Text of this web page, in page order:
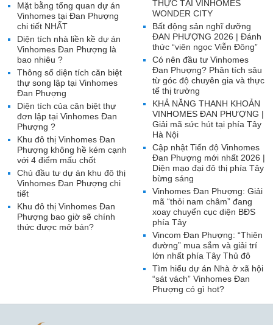
THỰC TẠI VINHOMES
WONDER CITY
Bất động sản nghĩ dưỡng
ĐAN PHƯỢNG 2026 | Đánh
thức “viên ngọc Viễn Đông”
Có nên đầu tư Vinhomes
Đan Phượng? Phân tích sâu
từ góc độ chuyên gia và thực
tế thị trường
KHẢ NĂNG THANH KHOẢN
VINHOMES ĐAN PHƯỢNG |
Giải mã sức hút tại phía Tây
Hà Nội
Cập nhật Tiến độ Vinhomes
Đan Phượng mới nhất 2026 |
Diện mạo đại đô thị phía Tây
bừng sáng
Vinhomes Đan Phượng: Giải
mã “thỏi nam châm” đang
xoay chuyển cục diện BĐS
phía Tây
Vincom Đan Phượng: “Thiên
đường” mua sắm và giải trí
lớn nhất phía Tây Thủ đô
Tìm hiểu dự án Nhà ở xã hội
“sát vách” Vinhomes Đan
Phượng có gì hot?
Mặt bằng tổng quan dự án
Vinhomes tại Đan Phượng
chi tiết NHẤT
Diện tích nhà liền kề dự án
Vinhomes Đan Phượng là
bao nhiêu ?
Thông số diện tích căn biệt
thự song lập tại Vinhomes
Đan Phượng
Diện tích của căn biệt thự
đơn lập tại Vinhomes Đan
Phượng ?
Khu đô thị Vinhomes Đan
Phượng không hề kém cạnh
với 4 điểm mấu chốt
Chủ đầu tư dự án khu đô thị
Vinhomes Đan Phượng chi
tiết
Khu đô thị Vinhomes Đan
Phượng bao giờ sẽ chính
thức được mở bán?